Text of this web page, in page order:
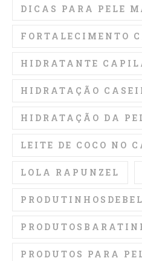
DICAS PARA PELE
FORTALECIMENTO
HIDRATANTE
HIDRATAÇÃO
HIDRATAÇÃO DA
LEITE DE COCO NO
LOLA RAPUNZEL
PRODUTOS PARA